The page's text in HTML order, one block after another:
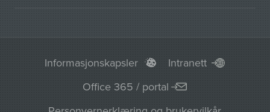
Informasjonskapsler
Intranett
Office 365 / portal